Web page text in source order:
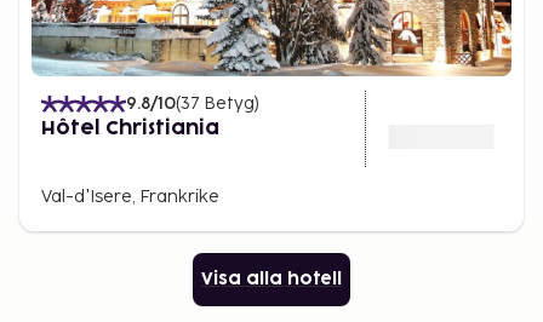
9.8/10(37 Betyg)
Hôtel Christiania
Val-d'Isere, Frankrike
Visa alla hotell